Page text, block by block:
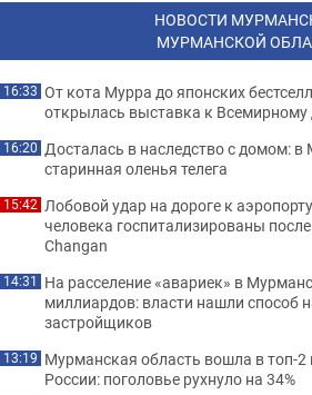
НОВОСТИ
МУРМАНСКОЙ
16:33 От кота Мурра до японских
открылась выставка к
16:20 Досталась в наследство с домом:
старинная оленья телега
15:42 Лобовой удар на дороге к
человека госпитализированы
Changan
14:31 На расселение «авариек» в
миллиардов: власти нашли способ
застройщиков
13:19 Мурманская область вошла в топ-2
России: поголовье рухнуло на 34%